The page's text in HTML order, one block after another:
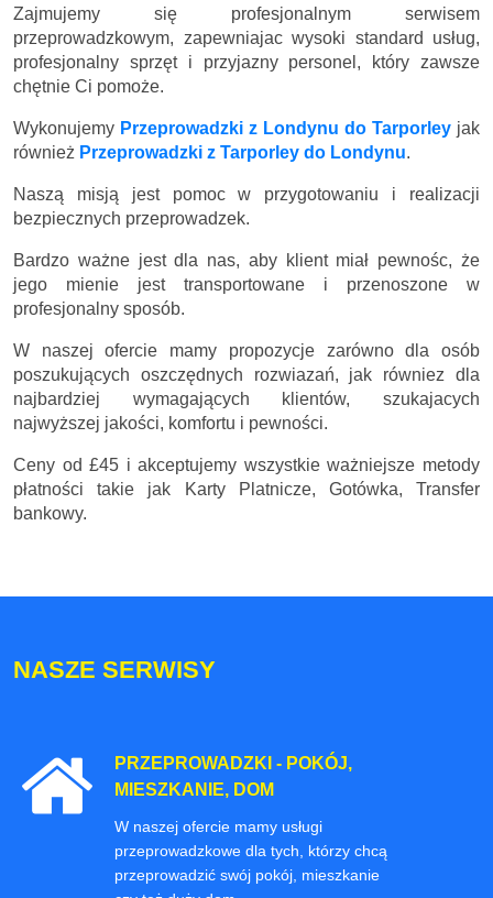
Zajmujemy się profesjonalnym serwisem
przeprowadzkowym, zapewniajac wysoki standard usług,
profesjonalny sprzęt i przyjazny personel, który zawsze
chętnie Ci pomoże.
Wykonujemy Przeprowadzki z Londynu do Tarporley jak
również Przeprowadzki z Tarporley do Londynu.
Naszą misją jest pomoc w przygotowaniu i realizacji
bezpiecznych przeprowadzek.
Bardzo ważne jest dla nas, aby klient miał pewnośc, że
jego mienie jest transportowane i przenoszone w
profesjonalny sposób.
W naszej ofercie mamy propozycje zarówno dla osób
poszukujących oszczędnych rozwiazań, jak równiez dla
najbardziej wymagających klientów, szukajacych
najwyższej jakości, komfortu i pewności.
Ceny od £45 i akceptujemy wszystkie ważniejsze metody
płatności takie jak Karty Platnicze, Gotówka, Transfer
bankowy.
NASZE SERWISY
PRZEPROWADZKI - POKÓJ,
MIESZKANIE, DOM
W naszej ofercie mamy usługi
przeprowadzkowe dla tych, którzy chcą
przeprowadzić swój pokój, mieszkanie